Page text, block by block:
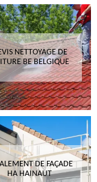
NETTOYAGE DE
BE BELGIQUE
DE FAÇADE
HA HAINAUT